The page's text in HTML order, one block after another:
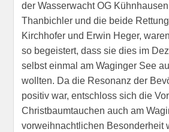
der Wasserwacht OG
Thanbichler und die beide
Kirchhofer und Erwin Heger,
so begeistert, dass sie dies im
selbst einmal am Waginger See
wollten. Da die Resonanz der
positiv war, entschloss sich die
Christbaumtauchen auch am
vorweihnachtlichen Besonderheit